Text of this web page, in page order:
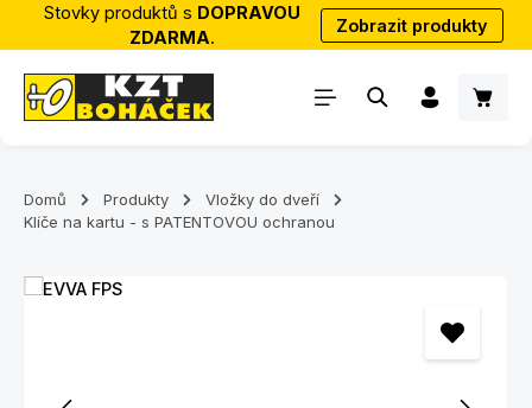
Přejít na hlavní obsah
Stovky produktů s DOPRAVOU
ZDARMA.
Zobrazit produkty
Domů Produkty
Vložky do dveří
Klíče na kartu - s PATENTOVOU ochranou
Přeskočit galerii obrázků